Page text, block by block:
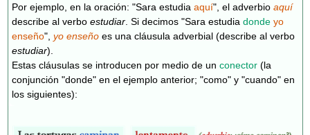
Por ejemplo, en la oración: "Sara estudiaaquí", el adverbioaquí
describe al verboestudiar . Si decimos "Sara estudiadonde yo
enseño", yo enseño es una cláusula adverbial (describe al verbo
estudiar).
Estas cláusulas se introducen por medio de unconector (la
conjunción "donde" en el ejemplo anterior; "como" y "cuando" en
los siguientes):